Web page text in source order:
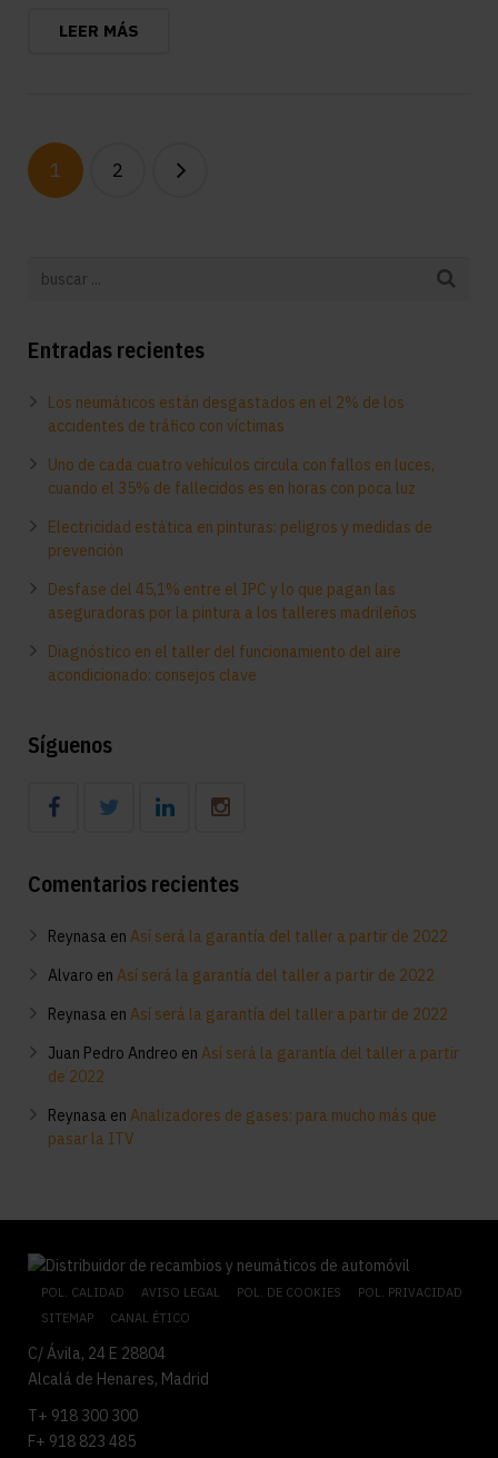
LEER MÁS
1 2
Entradas recientes
Los neumáticos están desgastados en el 2% de los
accidentes de tráfico con víctimas
Uno de cada cuatro vehículos circula con fallos en luces,
cuando el 35% de fallecidos es en horas con poca luz
Electricidad estática en pinturas: peligros y medidas de
prevención
Desfase del 45,1% entre el IPC y lo que pagan las
aseguradoras por la pintura a los talleres madrileños
Diagnóstico en el taller del funcionamiento del aire
acondicionado: consejos clave
Síguenos
Comentarios recientes
Reynasa en Así será la garantía del taller a partir de 2022
Alvaro en Así será la garantía del taller a partir de 2022
Reynasa en Así será la garantía del taller a partir de 2022
Juan Pedro Andreo en Así será la garantía del taller a partir
de 2022
Reynasa en Analizadores de gases: para mucho más que
pasar la ITV
POL. CALIDAD AVISO LEGAL POL. DE COOKIES
POL. PRIVACIDAD
SITEMAP
CANAL ÉTICO
C/ Ávila, 24 E 28804
Alcalá de Henares, Madrid
T+ 918 300 300
F+ 918 823 485